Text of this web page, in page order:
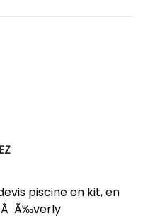
piscine en kit, en
Ã Ã‰verly